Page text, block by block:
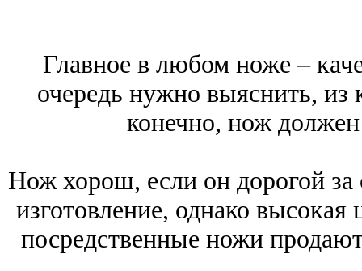
Главное в любом ноже –
очередь нужно выяснить, из
конечно, нож
Нож хорош, если он дорогой за
изготовление, однако высокая
посредственные ножи